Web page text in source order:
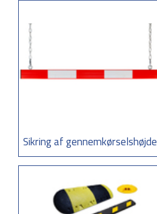
Sikring af gennemkørselshøjde